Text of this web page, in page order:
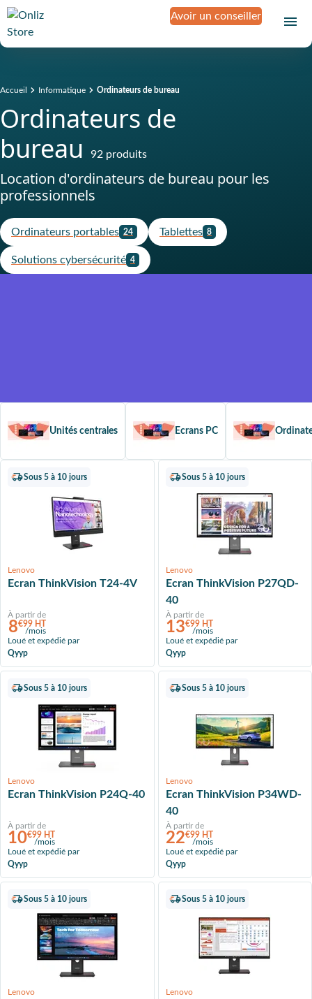
Avoir un conseiller
Accueil Informatique Ordinateurs de bureau
Ordinateurs de
bureau
92 produits
Location d'ordinateurs de bureau pour les
professionnels
Ordinateurs portables 24 Tablettes 8
Solutions cybersécurité 4
Unités centrales Ecrans PC
Sous 5 à 10 jours
Lenovo
Ecran ThinkVision T24-4V
À partir de
8€99 HT
/mois
Loué et expédié par
Qyyp
Sous 5 à 10 jours
Lenovo
Ecran ThinkVision P27QD-
40
À partir de
13€99 HT
/mois
Loué et expédié par
Qyyp
Sous 5 à 10 jours
Lenovo
Ecran ThinkVision P24Q-40
À partir de
10€99 HT
/mois
Loué et expédié par
Qyyp
Sous 5 à 10 jours
Lenovo
Ecran ThinkVision P34WD-
40
À partir de
22€99 HT
/mois
Loué et expédié par
Qyyp
Sous 5 à 10 jours
Lenovo
Sous 5 à 10 jours
Lenovo